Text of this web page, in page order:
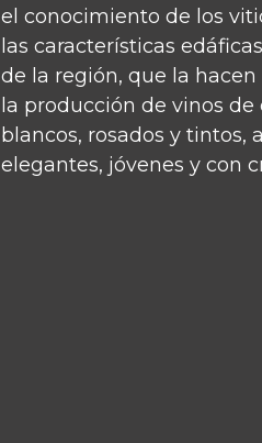
el conocimiento de los
las características
de la región, que la
la producción de vinos de
blancos, rosados y tintos,
elegantes, jóvenes y con